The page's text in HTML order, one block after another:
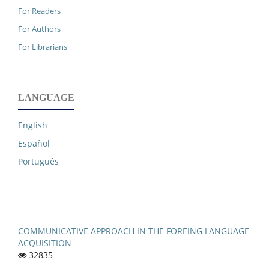
For Readers
For Authors
For Librarians
LANGUAGE
English
Español
Português
COMMUNICATIVE APPROACH IN THE FOREING LANGUAGE
ACQUISITION
32835